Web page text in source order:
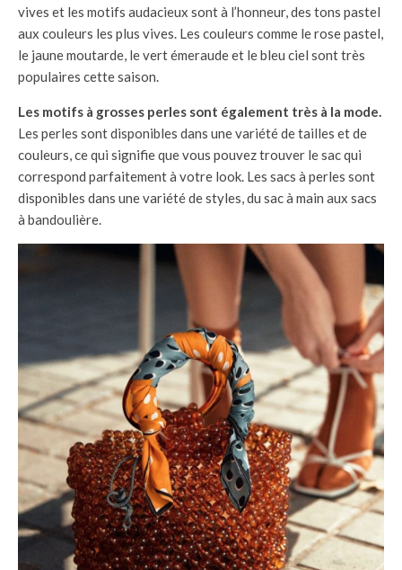
vives et les motifs audacieux sont à l’honneur, des tons pastel
aux couleurs les plus vives. Les couleurs comme le rose pastel,
le jaune moutarde, le vert émeraude et le bleu ciel sont très
populaires cette saison.
Les motifs à grosses perles sont également très à la mode.
Les perles sont disponibles dans une variété de tailles et de
couleurs, ce qui signifie que vous pouvez trouver le sac qui
correspond parfaitement à votre look. Les sacs à perles sont
disponibles dans une variété de styles, du sac à main aux sacs
à bandoulière.